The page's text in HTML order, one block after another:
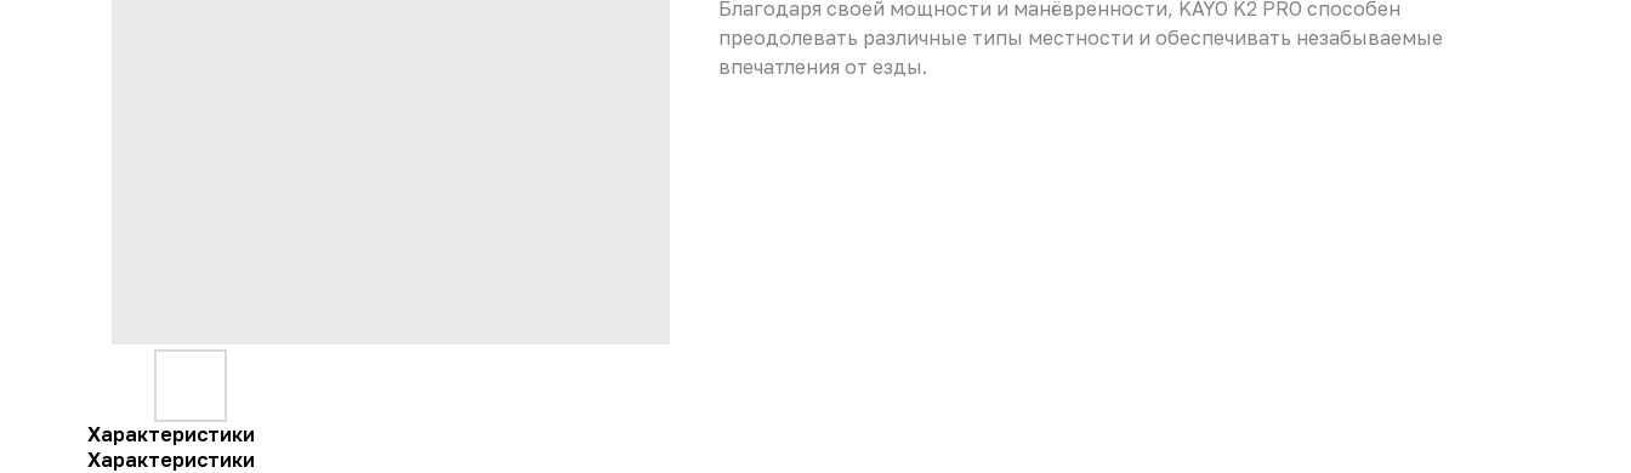
Благодаря своей мощности и манёвренности, KAYO K2 PRO способен
преодолевать различные типы местности и обеспечивать незабываемые
впечатления от езды.
Характеристики
Характеристики